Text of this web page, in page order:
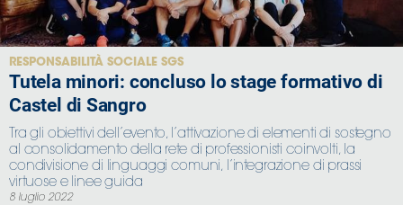
RESPONSABILITÀ SOCIALE SGS
Tutela minori: concluso lo stage formativo di
Castel di Sangro
Tra gli obiettivi dell’evento, l’attivazione di elementi di sostegno
al consolidamento della rete di professionisti coinvolti, la
condivisione di linguaggi comuni, l’integrazione di prassi
virtuose e linee guida
8 luglio 2022